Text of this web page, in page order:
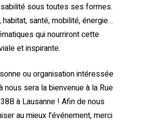
sous toutes ses formes.
habitat, santé, mobilité, énergie…
qui nourriront cette
et inspirante.
ou organisation intéressée
nous sera la bienvenue à la Rue
à Lausanne ! Afin de nous
au mieux l’événement, merci